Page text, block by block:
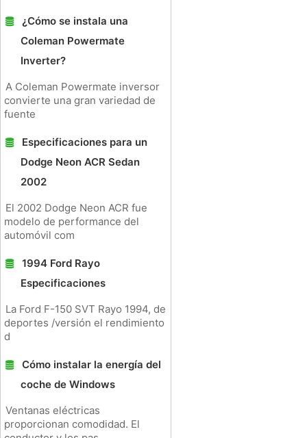
¿Cómo se instala una
Coleman Powermate
Inverter?
A Coleman Powermate inversor
convierte una gran variedad de
fuente
Especificaciones para un
Dodge Neon ACR Sedan
2002
El 2002 Dodge Neon ACR fue
modelo de performance del
automóvil com
1994 Ford Rayo
Especificaciones
La Ford F-150 SVT Rayo 1994, de
deportes /versión el rendimiento
d
Cómo instalar la energía del
coche de Windows
Ventanas eléctricas
proporcionan comodidad. El